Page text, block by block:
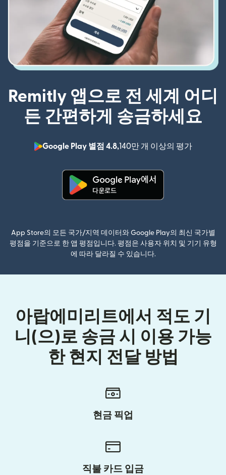
Remitly 앱으로 전 세계 어디
든 간편하게 송금하세요
Google Play 별점 4.8,140만 개 이상의 평가
App Store의 모든 국가/지역 데이터와 Google Play의 최신 국가별
평점을 기준으로 한 앱 평점입니다. 평점은 사용자 위치 및 기기 유형
에 따라 달라질 수 있습니다.
아랍에미리트에서 적도 기
니(으)로 송금 시 이용 가능
한 현지 전달 방법
현금 픽업
직불 카드 입금